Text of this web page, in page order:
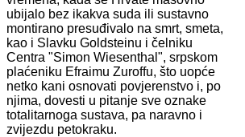
ubijalo bez ikakva suda ili sustavno
montirano presuđivalo na smrt, smeta,
kao i Slavku Goldsteinu i čelniku
Centra "Simon Wiesenthal", srpskom
plaćeniku Efraimu Zuroffu, što uopće
netko kani osnovati povjerenstvo i, po
njima, dovesti u pitanje sve oznake
totalitarnoga sustava, pa naravno i
zvijezdu petokraku.